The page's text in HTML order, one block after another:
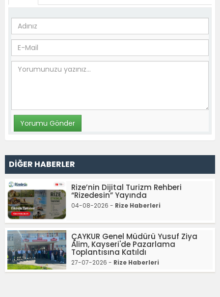
DİĞER HABERLER
Rize’nin Dijital Turizm Rehberi
“Rizedesin” Yayında
04-08-2026 - Rize Haberleri
ÇAYKUR Genel Müdürü Yusuf Ziya
Alim, Kayseri'de Pazarlama
Toplantısına Katıldı
27-07-2026 - Rize Haberleri